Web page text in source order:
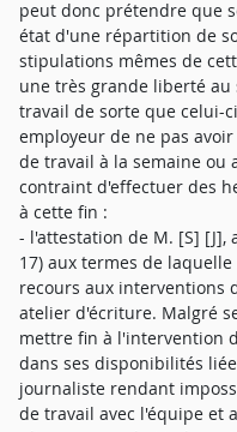
peut donc prétendre que
état d'une répartition de
stipulations mêmes de
une très grande liberté au
travail de sorte que celui-
employeur de ne pas
de travail à la semaine ou
contraint d'effectuer des
à cette fin :
- l'attestation de M. [S] [J],
17) aux termes de
recours aux interventions
atelier d'écriture. Malgré
mettre fin à l'intervention
dans ses disponibilités
journaliste rendant
de travail avec l'équipe et